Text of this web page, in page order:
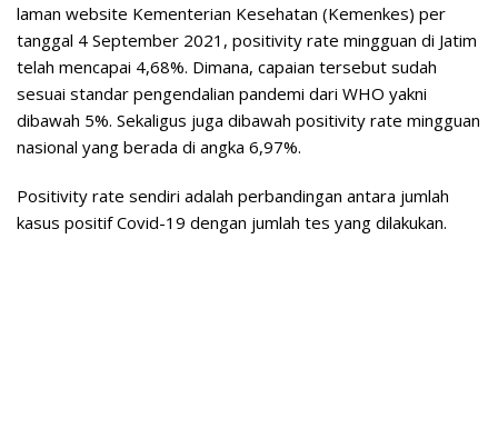
laman website Kementerian Kesehatan (Kemenkes) per
tanggal 4 September 2021, positivity rate mingguan di Jatim
telah mencapai 4,68%. Dimana, capaian tersebut sudah
sesuai standar pengendalian pandemi dari WHO yakni
dibawah 5%. Sekaligus juga dibawah positivity rate mingguan
nasional yang berada di angka 6,97%.
Positivity rate sendiri adalah perbandingan antara jumlah
kasus positif Covid-19 dengan jumlah tes yang dilakukan.